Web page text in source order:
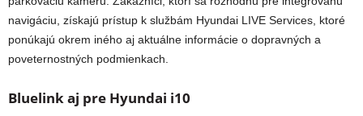
navigáciu, získajú prístup k službám Hyundai LIVE Services, ktoré
ponúkajú okrem iného aj aktuálne informácie o dopravných a
poveternostných podmienkach.
Bluelink aj pre Hyundai i10